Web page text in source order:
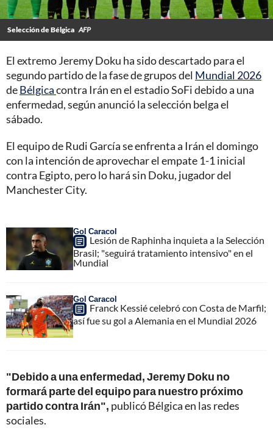
Selección de Bélgica AFP
El extremo Jeremy Doku ha sido descartado para el
segundo partido de la fase de grupos del Mundial 2026
deBélgicacontra Irán en el estadio SoFi debido a una
enfermedad, según anunció la selección belga el
sábado.
El equipo de Rudi García se enfrenta a Irán el domingo
con la intención de aprovechar el empate 1-1 inicial
contra Egipto, pero lo hará sin Doku, jugador del
Manchester City.
Gol Caracol
Lesión de Raphinha inquieta a la Selección
Brasil; "seguirá tratamiento intensivo" en el
Mundial
Gol Caracol
Franck Kessié celebró con Costa de Marfil;
así fue su gol a Alemania en el Mundial 2026
"Debido a una enfermedad, Jeremy Doku no
formará parte del equipo para nuestro próximo
partido contra Irán", publicó Bélgica en las redes
sociales.